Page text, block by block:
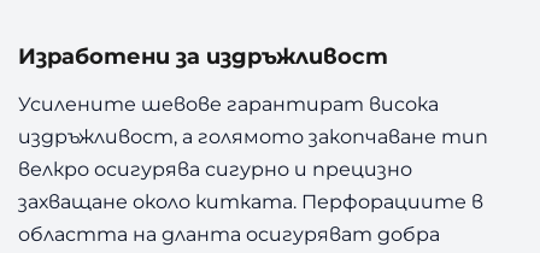
Изработени за издръжливост
Усилените шевове гарантират висока
издръжливост, а голямото закопчаване тип
велкро осигурява сигурно и прецизно
захващане около китката. Перфорациите в
областта на дланта осигуряват добра